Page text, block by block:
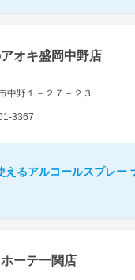
オキ盛岡中野店
中野１－２７－２３
3367
えるアルコールスプレー
ホーテ一関店